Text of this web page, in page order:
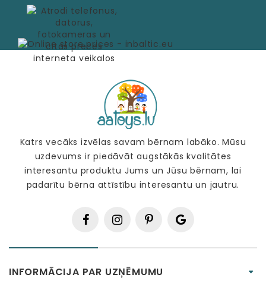
Katrs vecāks izvēlas savam bērnam labāko. Mūsu
uzdevums ir piedāvāt augstākās kvalitātes
interesantu produktu Jums un Jūsu bērnam, lai
padarītu bērna attīstību interesantu un jautru.
INFORMĀCIJA PAR UZŅĒMUMU